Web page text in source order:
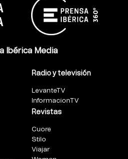
Ibérica Media
Radio y televisión
LevanteTV
InformacionTV
Revistas
Cuore
Stilo
Viajar